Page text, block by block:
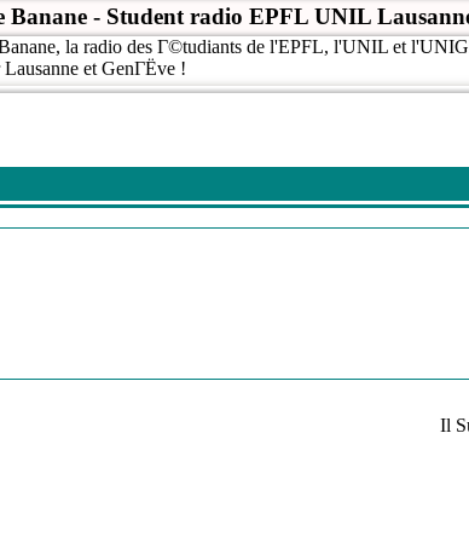
Banane - Student radio EPFL UNIL
la radio des Г©tudiants de l'EPFL, l'UNIL et
et GenГЁve !
Il